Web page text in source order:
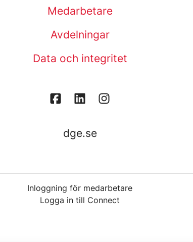
Medarbetare
Avdelningar
Data och integritet
dge.se
Inloggning för medarbetare
Logga in till Connect